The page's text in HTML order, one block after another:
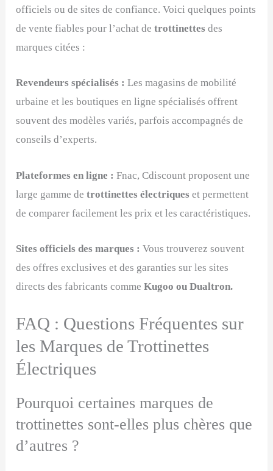
officiels ou de sites de confiance. Voici quelques points
de vente fiables pour l’achat detrottinettesdes
marques citées :
Revendeurs spécialisés : Les magasins de mobilité
urbaine et les boutiques en ligne spécialisés offrent
souvent des modèles variés, parfois accompagnés de
conseils d’experts.
Plateformes en ligne : Fnac, Cdiscount proposent une
large gamme detrottinettes électriques et permettent
de comparer facilement les prix et les caractéristiques.
Sites officiels des marques : Vous trouverez souvent
des offres exclusives et des garanties sur les sites
directs des fabricants commeKugoo ou Dualtron.
FAQ : Questions Fréquentes sur
les Marques de Trottinettes
Électriques
Pourquoi certaines marques de
trottinettes sont-elles plus chères que
d’autres ?